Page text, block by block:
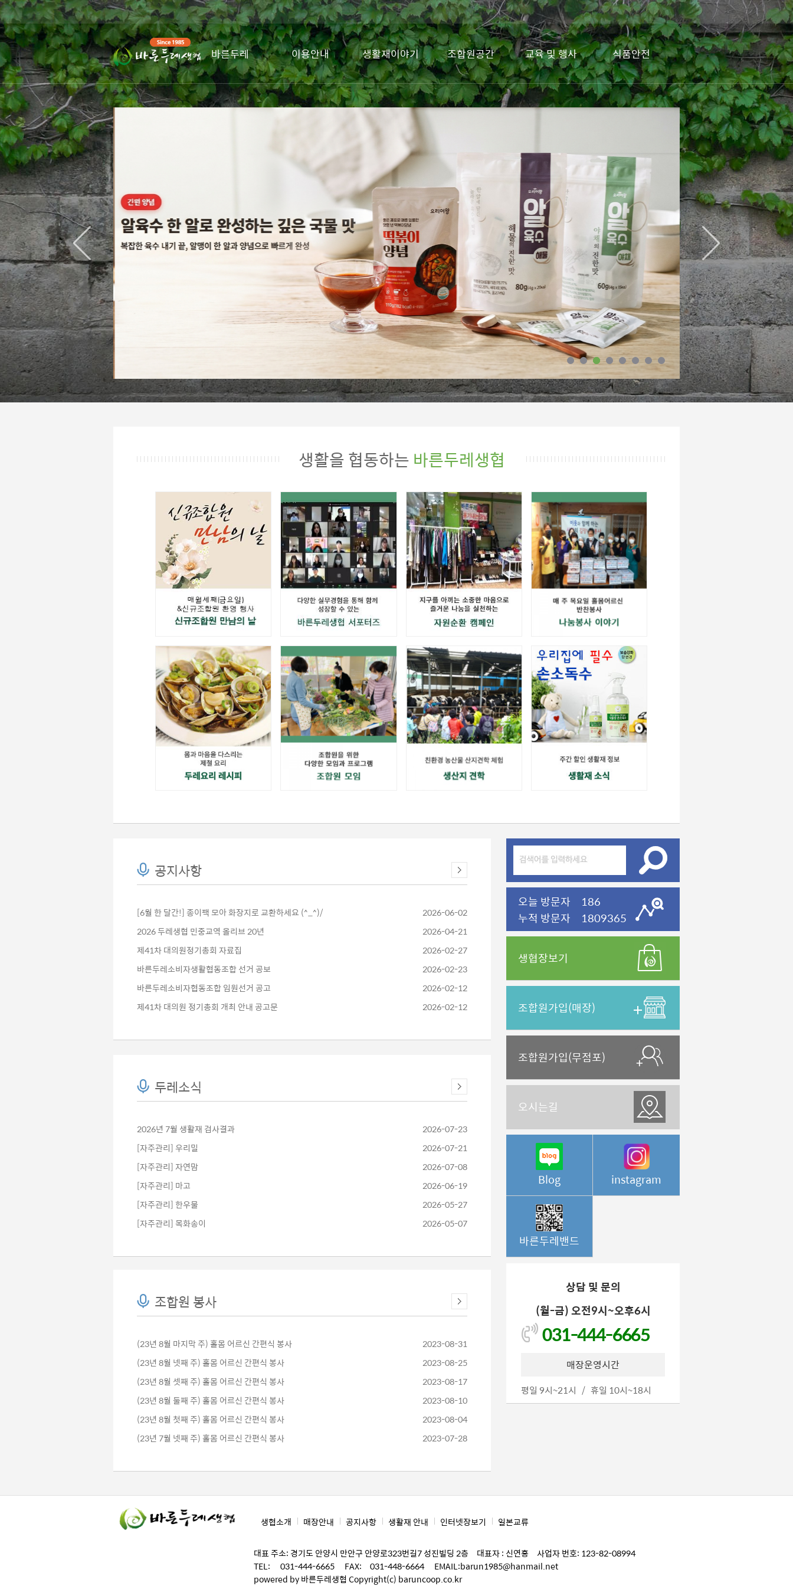
본문 바로가기
주메뉴 바로가기
하단 바로가기
바른두레 이용안내 생활재이야기 조합원공간 교육 및 행사 식품안전
생활을 협동하는 바른두레생협
공지사항
[6월 한 달간!] 종이팩 모아 화장지로 교환하세요 (^_^)/
2026-06-02
2026 두레생협 민중교역 올리브 20년
2026-04-21
제41차 대의원정기총회 자료집
2026-02-27
바른두레소비자생활협동조합 선거 공보
2026-02-23
바른두레소비자협동조합 임원선거 공고
2026-02-12
제41차 대의원 정기총회 개최 안내 공고문
2026-02-12
두레소식
2026년 7월 생활재 검사결과
2026-07-23
[자주관리] 우리밀
2026-07-21
[자주관리] 자연맘
2026-07-08
[자주관리] 마고
2026-06-19
[자주관리] 한우물
2026-05-27
[자주관리] 목화송이
2026-05-07
조합원 봉사
(23년 8월 마지막 주) 홀몸 어르신 간편식 봉사
2023-08-31
(23년 8월 넷째 주) 홀몸 어르신 간편식 봉사
2023-08-25
(23년 8월 셋째 주) 홀몸 어르신 간편식 봉사
2023-08-17
(23년 8월 둘째 주) 홀몸 어르신 간편식 봉사
2023-08-10
(23년 8월 첫째 주) 홀몸 어르신 간편식 봉사
2023-08-04
(23년 7월 넷째 주) 홀몸 어르신 간편식 봉사
2023-07-28
오늘 방문자 186
누적 방문자 1809365
생협장보기
조합원가입(매장)
조합원가입(무점포)
오시는길
Blog instagram
바른두레밴드
상담 및 문의
(월-금) 오전9시~오후6시
031-444-6665
매장운영시간
평일 9시~21시 / 휴일 10시~18시
생협소개 매장안내 공지사항 생활재 안내 인터넷장보기 일본교류
대표 주소: 경기도 안양시 만안구 안양로323번길7 성진빌딩 2층 대표자 : 신연홍 사업자 번호: 123-82-08994
TEL: 031-444-6665 FAX: 031-448-6664 EMAIL:barun1985@hanmail.net
powered by 바른두레생협 Copyright(c) baruncoop.co.kr